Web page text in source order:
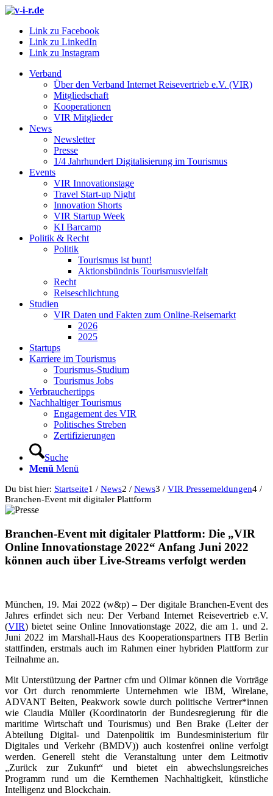
Link zu Facebook
Link zu LinkedIn
Link zu Instagram
Verband
Über den Verband Internet Reisevertrieb e.V. (VIR)
Mitgliedschaft
Kooperationen
VIR Mitglieder
News
Newsletter
Presse
1/4 Jahrhundert Digitalisierung im Tourismus
Events
VIR Innovationstage
Travel Start-up Night
Innovation Shorts
VIR Startup Week
KI Barcamp
Politik & Recht
Politik
Tourismus ist bunt!
Aktionsbündnis Tourismusvielfalt
Recht
Reiseschlichtung
Studien
VIR Daten und Fakten zum Online-Reisemarkt
2026
2025
Startups
Karriere im Tourismus
Tourismus-Studium
Tourismus Jobs
Verbrauchertipps
Nachhaltiger Tourismus
Engagement des VIR
Politisches Streben
Zertifizierungen
Suche
Menü Menü
Du bist hier: Startseite1 / News2 / News3 / VIR Pressemeldungen4 /
Branchen-Event mit digitaler Plattform
Branchen-Event mit digitaler Plattform: Die „VIR
Online Innovationstage 2022“ Anfang Juni 2022
können auch über Live-Streams verfolgt werden
München, 19. Mai 2022 (w&p) – Der digitale Branchen-Event des
Jahres erfindet sich neu: Der Verband Internet Reisevertrieb e.V.
(VIR) bietet seine Online Innovationstage 2022, die am 1. und 2.
Juni 2022 im Marshall-Haus des Kooperationspartners ITB Berlin
stattfinden, erstmals auch im Rahmen einer hybriden Plattform zur
Teilnahme an.
Mit Unterstützung der Partner cfm und Olimar können die Vorträge
vor Ort durch renommierte Unternehmen wie IBM, Wirelane,
ADVANT Beiten, Peakwork sowie durch politische Vertrer*innen
wie Claudia Müller (Koordinatorin der Bundesregierung für die
maritime Wirtschaft und Tourismus) und Ben Brake (Leiter der
Abteilung Digital- und Datenpolitik im Bundesministerium für
Digitales und Verkehr (BMDV)) auch kostenfrei online verfolgt
werden. Generell steht die Veranstaltung unter dem Leitmotiv
„Zurück zur Zukunft“ und bietet ein abwechslungsreiches
Programm rund um die Kernthemen Nachhaltigkeit, künstliche
Intelligenz und Blockchain.